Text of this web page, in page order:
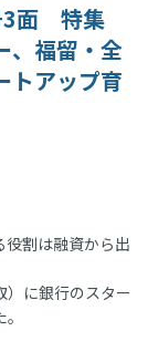
3面 特集
、福留・全
トアップ育
役割は融資から出
）に銀行のスター